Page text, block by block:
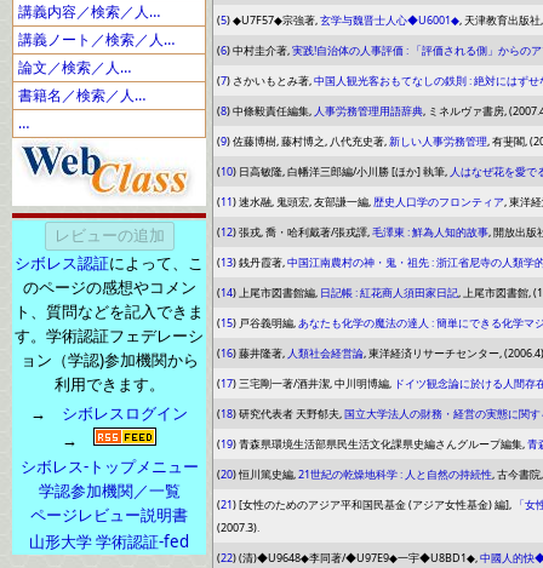
講義内容／検索／人…
講義ノート／検索／人…
論文／検索／人…
書籍名／検索／人…
…
シボレス認証によって、こ
のページの感想やコメン
ト、質問などを記入できま
す。学術認証フェデレーシ
ョン（学認)参加機関から
利用できます。
→ シボレスログイン
→
シボレス-トップメニュー
学認参加機関／一覧
ページレビュー説明書
山形大学 学術認証-fed
(5) ◆U7F57◆宗強著,玄学与魏晋士人心◆U6001◆, 天津教育出版社
(6) 中村圭介著,実践!自治体の人事評価 : 「評価される側」からの
(7) さかいもとみ著,中国人観光客おもてなしの鉄則 : 絶対にはず
(8) 中條毅責任編集, 人事労務管理用語辞典, ミネルヴァ書房,
(9) 佐藤博樹, 藤村博之, 八代充史著,新しい人事労務管理, 有斐閣,
(10) 日高敏隆, 白幡洋三郎編/小川勝 [ほか] 執筆, 人はなぜ花を愛で
(11) 速水融, 鬼頭宏, 友部謙一編,歴史人口学のフロンティア, 東洋
(12) 張戎, 喬・哈利戴著/張戎譯,毛澤東 : 鮮為人知的故事, 開放出版
(13) 銭丹霞著,中国江南農村の神・鬼・祖先 : 浙江省尼寺の人類学
(14) 上尾市図書館編, 日記帳 : 紅花商人須田家日記, 上尾市図書館,
(15) 戸谷義明編,あなたも化学の魔法の達人 : 簡単にできる化学マ
(16) 藤井隆著, 人類社会経営論, 東洋経済リサーチセンター,
(17) 三宅剛一著/酒井潔, 中川明博編, ドイツ観念論に於ける人間存
(18) 研究代表者 天野郁夫,国立大学法人の財務・経営の実態に関
(19) 青森県環境生活部県民生活文化課県史編さんグループ編集,青
(20) 恒川篤史編,21世紀の乾燥地科学 : 人と自然の持続性, 古今書
(21) [女性のためのアジア平和国民基金 (アジア女性基金) 編], 「
(2007.3).
(22) (清)◆U9648◆李同著/◆U97E9◆一宇◆U8BD1◆,中國人的快